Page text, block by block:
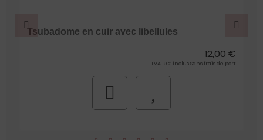
Tsubadome en cuir avec libellules
12,00 €
TVA 19 % inclus Sans frais de port